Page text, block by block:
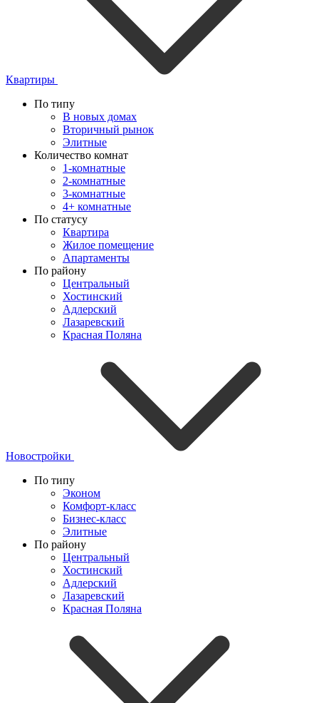
Квартиры
По типу
В новых домах
Вторичный рынок
Элитные
Количество комнат
1-комнатные
2-комнатные
3-комнатные
4+ комнатные
По статусу
Квартира
Жилое помещение
Апартаменты
По району
Центральный
Хостинский
Адлерский
Лазаревский
Красная Поляна
Новостройки
По типу
Эконом
Комфорт-класс
Бизнес-класс
Элитные
По району
Центральный
Хостинский
Адлерский
Лазаревский
Красная Поляна